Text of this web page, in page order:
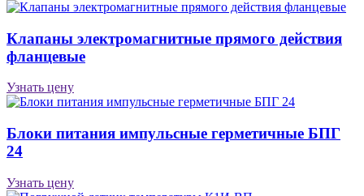
Клапаны электро­маг­нит­ные пря­мо­го дейст­вия
фланцевые
Узнать цену
Блоки питания импульсные герметичные БПГ
24
Узнать цену